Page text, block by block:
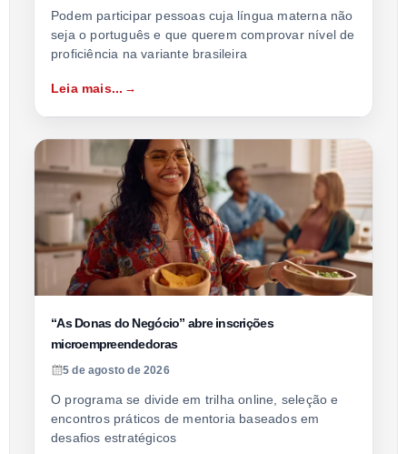
Podem participar pessoas cuja língua materna não
seja o português e que querem comprovar nível de
proficiência na variante brasileira
Leia mais...
“As Donas do Negócio” abre inscrições
microempreendedoras
5 de agosto de 2026
O programa se divide em trilha online, seleção e
encontros práticos de mentoria baseados em
desafios estratégicos